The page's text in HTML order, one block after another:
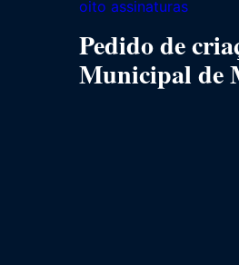
Pedido de
Municipal de